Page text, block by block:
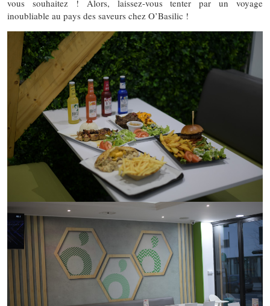
vous souhaitez ! Alors, laissez-vous tenter par un voyage
inoubliable au pays des saveurs chez O’Basilic !